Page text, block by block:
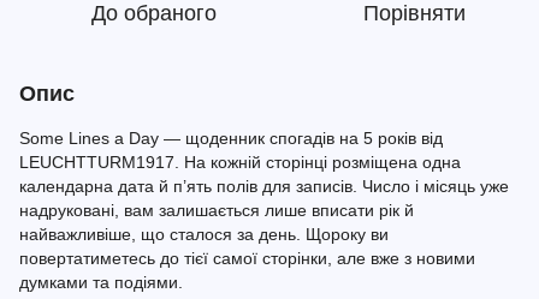
До обраного Порівняти
Опис
Some Lines a Day — щоденник спогадів на 5 років від
LEUCHTTURM1917. На кожній сторінці розміщена одна
календарна дата й п’ять полів для записів. Число і місяць уже
надруковані, вам залишається лише вписати рік й
найважливіше, що сталося за день. Щороку ви
повертатиметесь до тієї самої сторінки, але вже з новими
думками та подіями.